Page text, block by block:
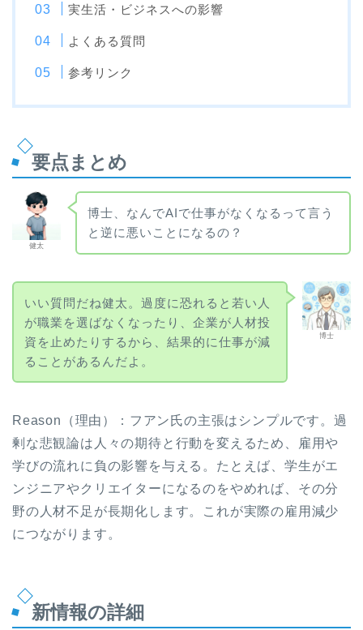
実生活・ビジネスへの影響
よくある質問
参考リンク
要点まとめ
健太
博士、なんでAIで仕事がなくなるって言う
と逆に悪いことになるの？
博士
いい質問だね健太。過度に恐れると若い人
が職業を選ばなくなったり、企業が人材投
資を止めたりするから、結果的に仕事が減
ることがあるんだよ。
Reason（理由）：フアン氏の主張はシンプルです。過
剰な悲観論は人々の期待と行動を変えるため、雇用や
学びの流れに負の影響を与える。たとえば、学生がエ
ンジニアやクリエイターになるのをやめれば、その分
野の人材不足が長期化します。これが実際の雇用減少
につながります。
新情報の詳細